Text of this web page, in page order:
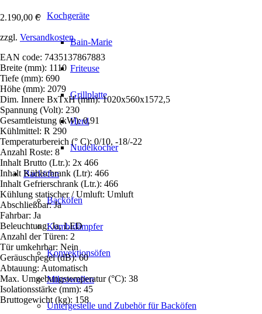
Kochgeräte
Bain-Marie
Friteuse
Grillplatte
Herd
Nudelkocher
Backöfen
Backöfen
Kombidämpfer
Konvektionsöfen
Mikrowellen
Untergestelle und Zubehör für Backöfen
2.190,00 €
zzgl. Versandkosten
EAN code: 7435137867883
Breite (mm): 1110
Tiefe (mm): 690
Höhe (mm): 2079
Dim. Innere BxTxH (mm): 1020x560x1572,5
Spannung (Volt): 230
Gesamtleistung (kW): 0,91
Kühlmittel: R 290
Temperaturbereich (° C): 0/10, -18/-22
Anzahl Roste: 8
Inhalt Brutto (Ltr.): 2x 466
Inhalt Kühlschrank (Ltr): 466
Inhalt Gefrierschrank (Ltr.): 466
Kühlung statischer / Umluft: Umluft
Abschließbar: Ja
Fahrbar: Ja
Beleuchtung: Ja, LED
Anzahl der Türen: 2
Tür umkehrbar: Nein
Geräuschpegel (dB): 60
Abtauung: Automatisch
Max. Umgebungstemperatur (°C): 38
Isolationsstärke (mm): 45
Bruttogewicht (kg): 158